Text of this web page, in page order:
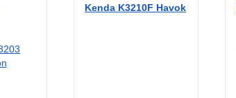
Kenda K3210F Havok